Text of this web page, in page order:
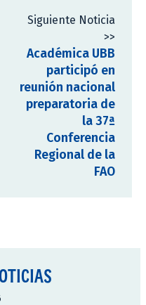
Siguiente Noticia
>>
Académica UBB
participó en
reunión nacional
preparatoria de
la 37ª
Conferencia
Regional de la
FAO